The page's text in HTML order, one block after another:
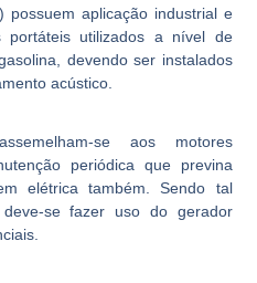
possuem aplicação industrial e
utilizados a nível de
devendo ser instalados
acústico.
se aos motores
periódica que previna
elétrica também. Sendo tal
se fazer uso do gerador